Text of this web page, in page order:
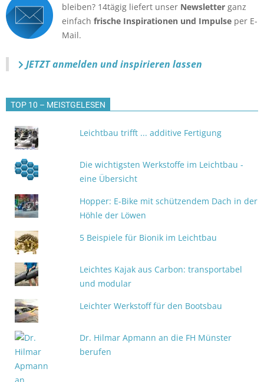
bleiben? 14tägig liefert unser Newsletter ganz
einfach frische Inspirationen und Impulse per E-
Mail.
JETZT anmelden und inspirieren lassen
TOP 10 – MEISTGELESEN
Leichtbau trifft ... additive Fertigung
Die wichtigsten Werkstoffe im Leichtbau -
eine Übersicht
Hopper: E-Bike mit schützendem Dach in der
Höhle der Löwen
5 Beispiele für Bionik im Leichtbau
Leichtes Kajak aus Carbon: transportabel
und modular
Leichter Werkstoff für den Bootsbau
Dr. Hilmar Apmann an die FH Münster
berufen